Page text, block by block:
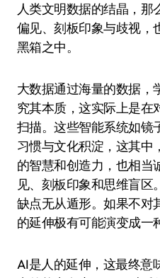
人类文明数据的结晶，那
偏见、刻板印象与歧视，
黑箱之中。
大数据通过海量的数据，
究其本质，这实际上是在
扫描。这些智能系统如镜
习惯与文化积淀，这其中
的智慧和创造力，也相当
见、刻板印象和思维盲区
缺点无从遁形。如果不对
的延伸极有可能演变成一
AI是人的延伸，这最终意